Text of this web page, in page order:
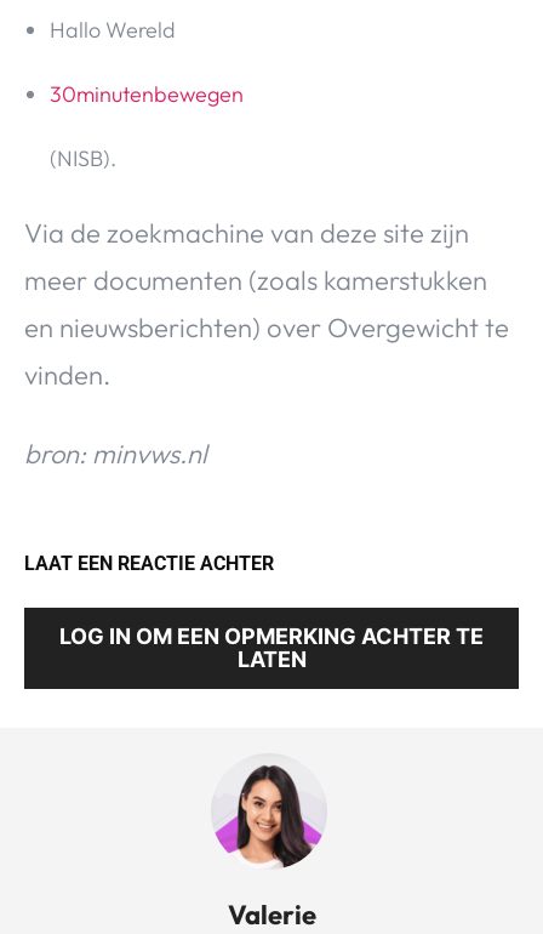
Hallo Wereld
30minutenbewegen
(NISB).
Via de zoekmachine van deze site zijn
meer documenten (zoals kamerstukken
en nieuwsberichten) over Overgewicht te
vinden.
bron: minvws.nl
LAAT EEN REACTIE ACHTER
LOG IN OM EEN OPMERKING ACHTER TE
LATEN
Valerie